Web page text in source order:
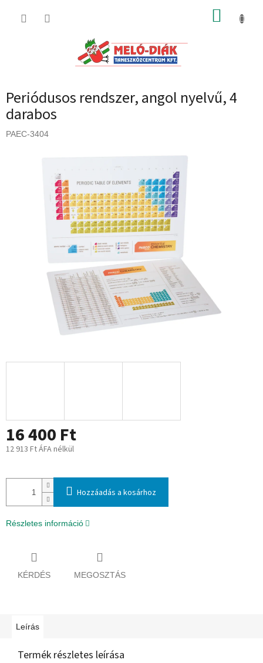
KOSÁR
Periódusos rendszer, angol nyelvű, 4
darabos
PAEC-3404
16 400 Ft
12 913 Ft ÁFA nélkül
Hozzáadás a kosárhoz
Részletes információ
KÉRDÉS MEGOSZTÁS
Leírás
Termék részletes leírása